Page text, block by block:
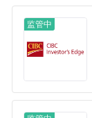
监管中